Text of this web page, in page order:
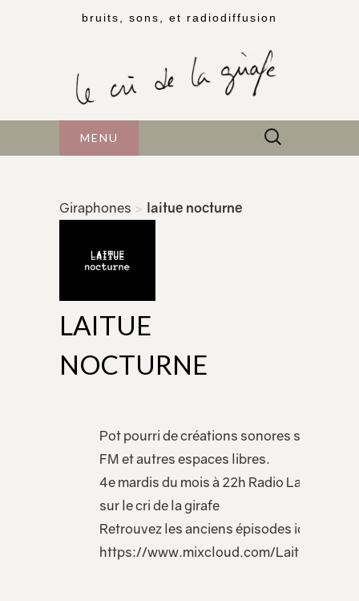
bruits, sons, et radiodiffusion
MENU Rechercher :
Giraphones > laitue nocturne
LAITUE
NOCTURNE
Pot pourri de créations sonores sur les
FM et autres espaces libres.
4e mardis du mois à 22h Radio Larzac puis
sur le cri de la girafe
Retrouvez les anciens épisodes ici
https://www.mixcloud.com/